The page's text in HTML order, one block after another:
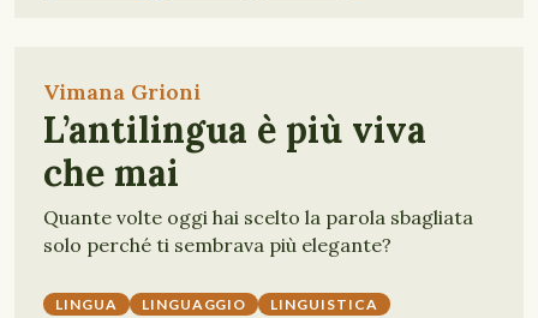
Vimana Grioni
L’antilingua è più viva
che mai
Quante volte oggi hai scelto la parola sbagliata
solo perché ti sembrava più elegante?
LINGUA LINGUAGGIO
LINGUISTICA